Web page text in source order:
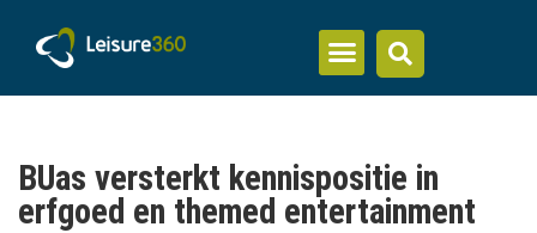
BUas versterkt kennispositie in
erfgoed en themed entertainment